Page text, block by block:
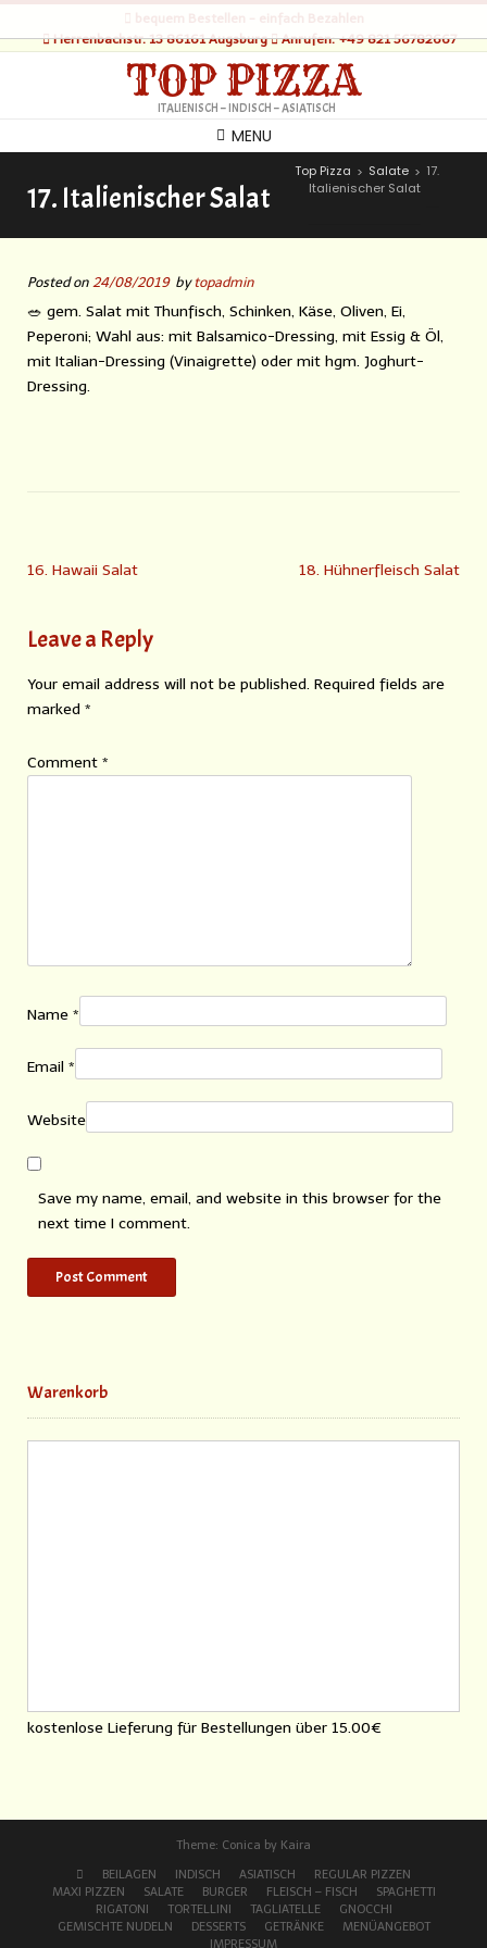
Herrenbachstr. 13 86161 Augsburg
Anrufen: +49 821 56782667
TOP PIZZA
ITALIENISCH – INDISCH – ASIATISCH
MENU
17. Italienischer Salat
Top Pizza > Salate > 17.
Italienischer Salat
Posted on 24/08/2019 by topadmin
🥗 gem. Salat mit Thunfisch, Schinken, Käse, Oliven, Ei,
Peperoni; Wahl aus: mit Balsamico-Dressing, mit Essig & Öl,
mit Italian-Dressing (Vinaigrette) oder mit hgm. Joghurt-
Dressing.
16. Hawaii Salat 18. Hühnerfleisch Salat
Leave a Reply
Your email address will not be published. Required fields are
marked *
Comment *
Name *
Email *
Website
Save my name, email, and website in this browser for the
next time I comment.
Warenkorb
kostenlose Lieferung für Bestellungen über 15.00€
Theme: Conica by Kaira
BEILAGEN INDISCH ASIATISCH
REGULAR PIZZEN
MAXI PIZZEN
SALATE BURGER FLEISCH – FISCH
SPAGHETTI
RIGATONI
TORTELLINI TAGLIATELLE
GNOCCHI
GEMISCHTE NUDELN
DESSERTS GETRÄNKE
MENÜANGEBOT
IMPRESSUM